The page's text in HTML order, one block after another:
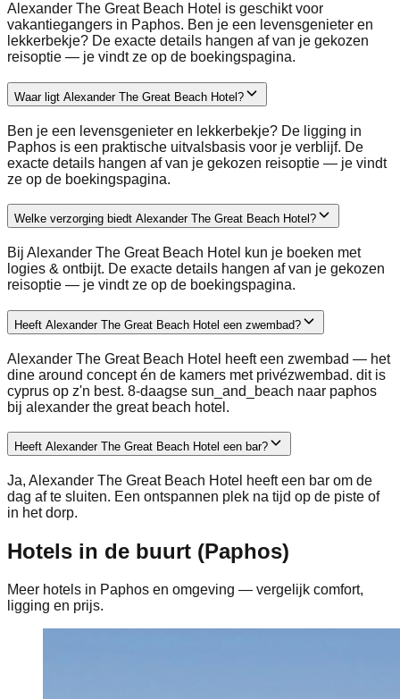
Alexander The Great Beach Hotel is geschikt voor
vakantiegangers in Paphos. Ben je een levensgenieter en
lekkerbekje? De exacte details hangen af van je gekozen
reisoptie — je vindt ze op de boekingspagina.
Waar ligt Alexander The Great Beach Hotel?
Ben je een levensgenieter en lekkerbekje? De ligging in
Paphos is een praktische uitvalsbasis voor je verblijf. De
exacte details hangen af van je gekozen reisoptie — je vindt
ze op de boekingspagina.
Welke verzorging biedt Alexander The Great Beach Hotel?
Bij Alexander The Great Beach Hotel kun je boeken met
logies & ontbijt. De exacte details hangen af van je gekozen
reisoptie — je vindt ze op de boekingspagina.
Heeft Alexander The Great Beach Hotel een zwembad?
Alexander The Great Beach Hotel heeft een zwembad — het
dine around concept én de kamers met privézwembad. dit is
cyprus op z'n best. 8-daagse sun_and_beach naar paphos
bij alexander the great beach hotel.
Heeft Alexander The Great Beach Hotel een bar?
Ja, Alexander The Great Beach Hotel heeft een bar om de
dag af te sluiten. Een ontspannen plek na tijd op de piste of
in het dorp.
Hotels in de buurt (Paphos)
Meer hotels in Paphos en omgeving — vergelijk comfort,
ligging en prijs.